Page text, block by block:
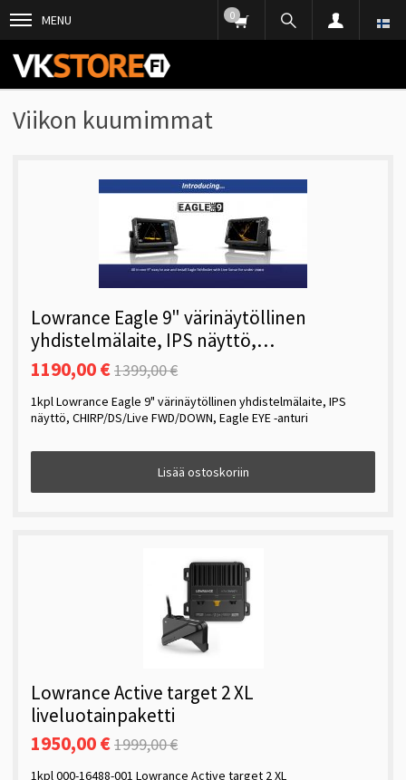
MENU 0
Viikon kuumimmat
Lowrance Eagle 9" värinäytöllinen
yhdistelmälaite, IPS näyttö,
CHIRP/DS/Live FWD/DOWN, Eagle EYE -
anturi
1190,00 €1399,00 €
1kpl Lowrance Eagle 9" värinäytöllinen yhdistelmälaite, IPS
näyttö, CHIRP/DS/Live FWD/DOWN, Eagle EYE -anturi
Lisää ostoskoriin
Lowrance Active target 2 XL
liveluotainpaketti
1950,00 €1999,00 €
1kpl 000-16488-001 Lowrance Active target 2 XL